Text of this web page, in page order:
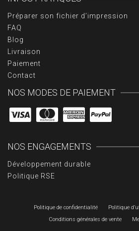
Préparer son fichier d’impression
FAQ
Blog
Livraison
Paiement
Contact
NOS MODES DE PAIEMENT
NOS ENGAGEMENTS
Développement durable
Politique RSE
Politique de confidentialité
Politique
Conditions générales de vente